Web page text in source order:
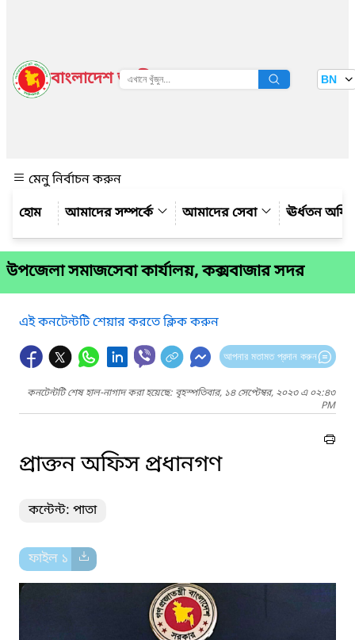
বাংলাদেশ জাতীয় তথ্য বাতায়ন BN
মেনু নির্বাচন করুন
আমাদের সম্পর্কে
আমাদের সেবা ঊর্ধতন
উপজেলা সমাজসেবা কার্যালয়, কক্সবাজার সদর
এই কনটেন্টটি শেয়ার করতে ক্লিক করুন
আপনার মতামত প্রদান করুন
কনটেন্টটি শেষ হাল-নাগাদ করা হয়েছে: বৃহস্পতিবার, ১৪ সেপ্টেম্বর, ২০২৩ এ ০২:৪৩
PM
প্রাক্তন অফিস প্রধানগণ
কন্টেন্ট: পাতা
ফাইল ১